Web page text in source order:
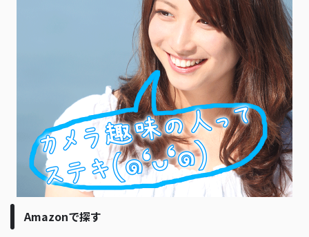
Amazonで探す